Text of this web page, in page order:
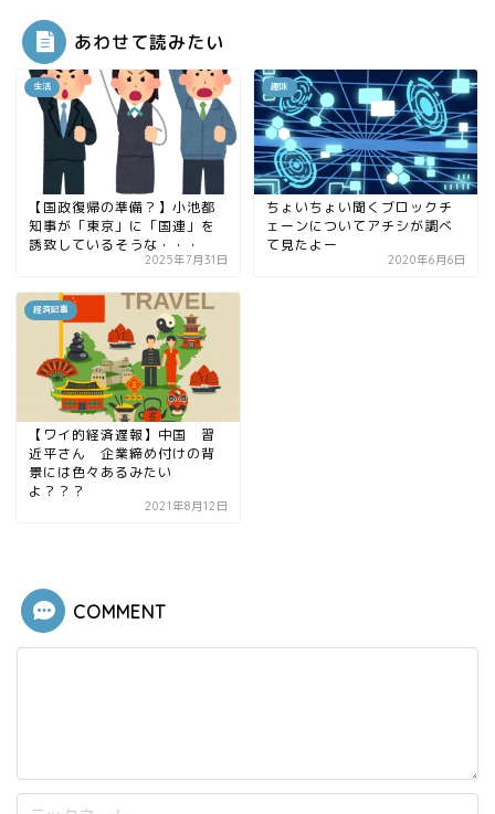
あわせて読みたい
生活
【国政復帰の準備？】小池都
知事が「東京」に「国連」を
誘致しているそうな・・・
2025年7月31日
趣味
ちょいちょい聞くブロックチ
ェーンについてアチシが調べ
て見たよー
2020年6月6日
経済記事
【ワイ的経済遅報】中国 習
近平さん 企業締め付けの背
景には色々あるみたい
よ？？？
2021年8月12日
COMMENT